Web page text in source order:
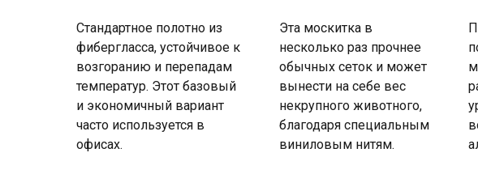
Стандартное полотно из
фибергласса, устойчивое к
возгоранию и перепадам
температур. Этот базовый
и экономичный вариант
часто используется в
офисах.
Эта москитка в
несколько раз прочнее
обычных сеток и может
вынести на себе вес
некрупного животного,
благодаря специальным
виниловым нитям.